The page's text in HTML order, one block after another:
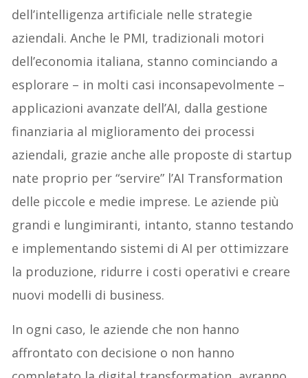
dell’intelligenza artificiale nelle strategie
aziendali. Anche le PMI, tradizionali motori
dell’economia italiana, stanno cominciando a
esplorare – in molti casi inconsapevolmente –
applicazioni avanzate dell’AI, dalla gestione
finanziaria al miglioramento dei processi
aziendali, grazie anche alle proposte di startup
nate proprio per “servire” l’AI Transformation
delle piccole e medie imprese. Le aziende più
grandi e lungimiranti, intanto, stanno testando
e implementando sistemi di AI per ottimizzare
la produzione, ridurre i costi operativi e creare
nuovi modelli di business.
In ogni caso, le aziende che non hanno
affrontato con decisione o non hanno